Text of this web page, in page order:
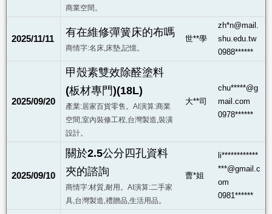
商業空間。
2025/11/11
有在維修彈簧床的布嗎
商情字:名床,床墊,記憶。
世**學
zh*n@mail.
shu.edu.tw
0988******
2025/09/20
甲殼素雙效除醛塗料
(板材專門)(18L)
產業:居家百貨零售。AI演算:商業
空間,室內裝修工程,台灣製造,裝潢
設計。
大**司
chu*****@g
mail.com
0978******
2025/09/10
關於2.5公分四孔資料
夾的諮詢
商情字:材質,耐用。AI演算:二手家
具,台灣製造,禮贈品,生活用品。
曹*姐
li************
***@gmail.c
om
0981******